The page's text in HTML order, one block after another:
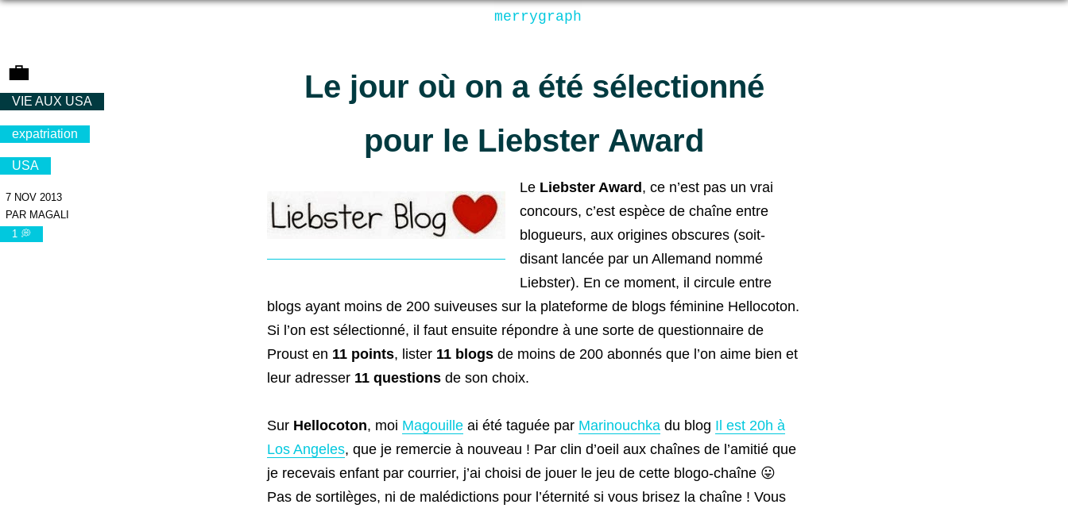
merrygraph
💼
VIE AUX USA
expatriation
USA
7 NOV 2013
PAR MAGALI
1 💭
Le jour où on a été sélectionné
pour le Liebster Award
Le Liebster Award , ce n’est pas un vrai
concours, c’est espèce de chaîne entre
blogueurs, aux origines obscures (soit-
disant lancée par un Allemand nommé
Liebster). En ce moment, il circule entre
blogs ayant moins de 200 suiveuses sur la plateforme de blogs féminine Hellocoton.
Si l’on est sélectionné, il faut ensuite répondre à une sorte de questionnaire de
Proust en 11 points, lister 11 blogs de moins de 200 abonnés que l’on aime bien et
leur adresser 11 questions de son choix.
Sur Hellocoton, moi Magouille ai été taguée par Marinouchka du blog Il est 20h à
Los Angeles, que je remercie à nouveau ! Par clin d’oeil aux chaînes de l’amitié que
je recevais enfant par courrier, j’ai choisi de jouer le jeu de cette blogo-chaîne 😛
Pas de sortilèges, ni de malédictions pour l’éternité si vous brisez la chaîne ! Vous